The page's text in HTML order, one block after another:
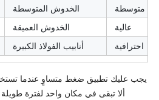
الخدوش المتوسطة
متوسطة
الخدوش العميقة
عالية
أنابيب الفولاذ الكبيرة احترافية
يجب عليك تطبيق ضغط متساوٍ عندما تستخدم
ألا تبقى في مكان واحد لفترة